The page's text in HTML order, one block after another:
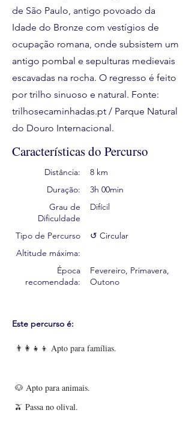
de São Paulo, antigo povoado da
Idade do Bronze com vestígios de
ocupação romana, onde subsistem um
antigo pombal e sepulturas medievais
escavadas na rocha. O regresso é feito
por trilho sinuoso e natural. Fonte:
trilhosecaminhadas.pt / Parque Natural
do Douro Internacional.
Características do Percurso
Distância:
Duração:
Grau de
Dificuldade
Tipo de Percurso
Altitude máxima:
Época
recomendada:
8 km
3h 00min
Difícil
↺ Circular
Fevereiro, Primavera,
Outono
Este percurso é:
👨‍👩‍👧‍👦 Apto para famílias.
🐶 Apto para animais.
🫒 Passa no olival.